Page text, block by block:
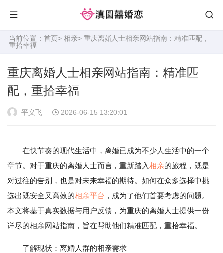
当前位置： 首页> 相亲> 重庆离婚人士相亲网站指南：精准匹配，
重拾幸福
重庆离婚人士相亲网站指南：精准匹
配，重拾幸福
平义飞 2026-06-15 13:20:01
在快节奏的现代生活中，离婚已成为不少人生活中的一个
章节。对于重庆的离婚人士而言，重新踏入相亲的旅程，既是
对过往的告别，也是对未来幸福的期待。如何在众多选择中挑
选出既安全又高效的相亲平台 ，成为了他们首要考虑的问题。
本文将基于真实数据与用户反馈，为重庆的离婚人士提供一份
详尽的相亲网站指南，旨在帮助他们精准匹配，重拾幸福。
了解现状：离婚人群的相亲需求